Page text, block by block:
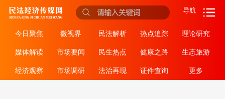
导航
今日聚焦 微视界 民法解析 热点追踪 理论研究
媒体解读 市场要闻 民生热点 健康之路 生态旅游
经济观察 市场调研 法治再现 证件查询 更多